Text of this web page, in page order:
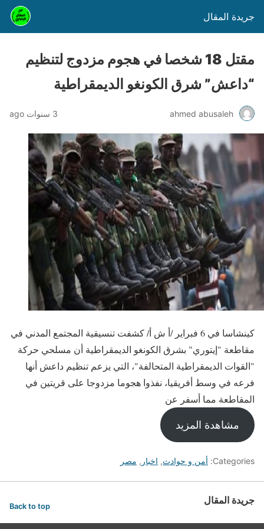
جريدة المقال
مقتل 18 شخصا في هجوم مزدوج لتنظيم
“داعش” شرق الكونغو الديمقراطية
ahmed abusaleh 3 سنوات ago
كينشاسا في 6 فبراير /أ ش أ/ كشفت تنسيقية المجتمع المدني في
مقاطعة "إيتوري" بشرق الكونغو الديمقراطية أن مسلحي حركة
"القوات الديمقراطية المتحالفة"، التي يزعم تنظيم داعش أنها
فرعه في وسط أفريقيا، نفذوا هجوما مزدوجا على قريتين في
المقاطعة مما أسفر عن
مشاهدة المزيد
Categories: أمن و حوادث, اخبار , مصر
جريدة المقال Back to top